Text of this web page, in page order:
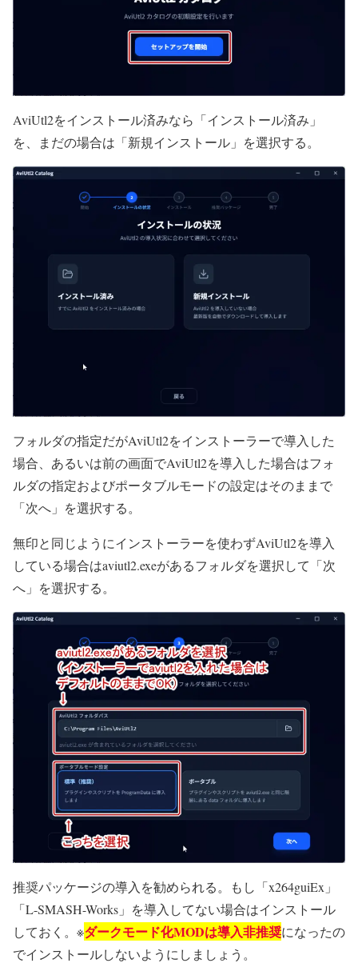
AviUtl2をインストール済みなら「インストール済み」
を、まだの場合は「新規インストール」を選択する。
フォルダの指定だがAviUtl2をインストーラーで導入した
場合、あるいは前の画面でAviUtl2を導入した場合はフォ
ルダの指定およびポータブルモードの設定はそのままで
「次へ」を選択する。
無印と同じようにインストーラーを使わずAviUtl2を導入
している場合はaviutl2.exeがあるフォルダを選択して「次
へ」を選択する。
推奨パッケージの導入を勧められる。もし「x264guiEx」
「L-SMASH-Works」を導入してない場合はインストール
しておく。※ダークモード化MODは導入非推奨になったの
でインストールしないようにしましょう。